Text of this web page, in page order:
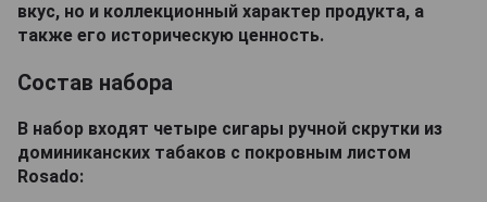
вкус, но и коллекционный характер продукта, а
также его историческую ценность.
Состав набора
В набор входят четыре сигары ручной скрутки из
доминиканских табаков с покровным листом
Rosado: